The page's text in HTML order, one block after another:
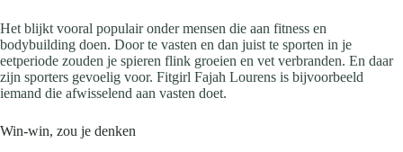
Het blijkt vooral populair onder mensen die aan fitness en
bodybuilding doen. Door te vasten en dan juist te sporten in je
eetperiode zouden je spieren flink groeien en vet verbranden. En daar
zijn sporters gevoelig voor. Fitgirl Fajah Lourens is bijvoorbeeld
iemand die afwisselend aan vasten doet.
Win-win, zou je denken